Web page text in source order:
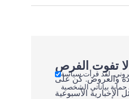
والعروض. كن على
الأسبوعية
لقد قرأت سياسة
بياناتي الشخصية